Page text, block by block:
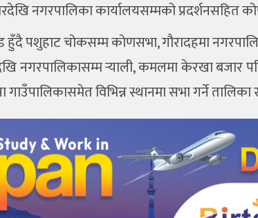
नगरपालिका कार्यालयसम्मको प्रदर्शनसहित
पशुहाट चोकसम्म कोणसभा, गौरादहमा
नगरपालिकासम्म र्‍याली, कमलमा केरखा बजार
गाउँपालिकासमेत विभिन्न स्थानमा सभा गर्ने